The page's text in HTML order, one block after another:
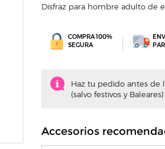
Disfraz para hombre adulto de
COMPRA 100%
SEGURA
Haz tu pedido antes de
(salvo festivos y Baleares)
Accesorios